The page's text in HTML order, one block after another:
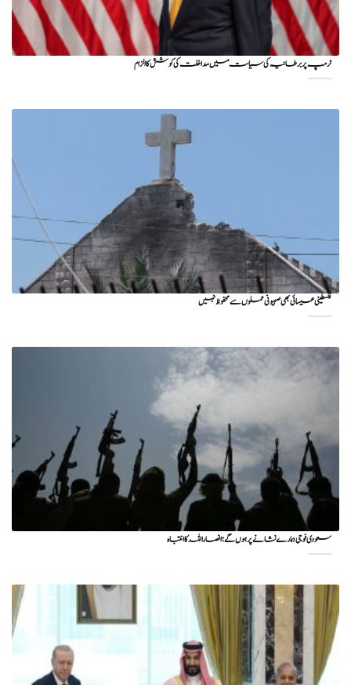
ٹرمپ پر برطانیہ کی سیاست میں مداخلت کی کوشش کا الزام
فلسطینی عیسائی بھی صہیونی حملوں سے محفوظ نہیں
سعودی فوجی ہمارے نشانے پر ہوں گے؛ انصاراللہ کا انتباہ